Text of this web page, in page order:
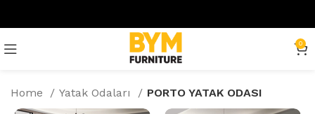
0
Home Yatak Odaları PORTO YATAK ODASI